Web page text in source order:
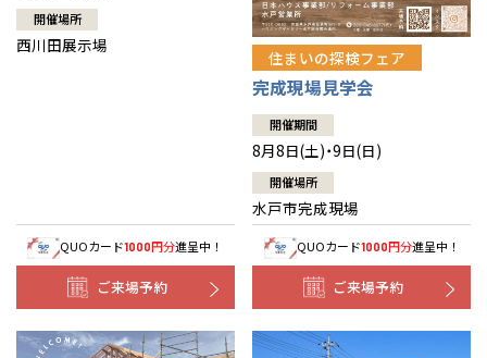
開催場所
西川田展示場
QUOカード1000円分進呈中！
ご来場予約
住まいの探検フェア
完成現場見学会
開催期間
8月8日(土)・9日(日)
開催場所
水戸市完成現場
QUOカード1000円分進呈中！
ご来場予約